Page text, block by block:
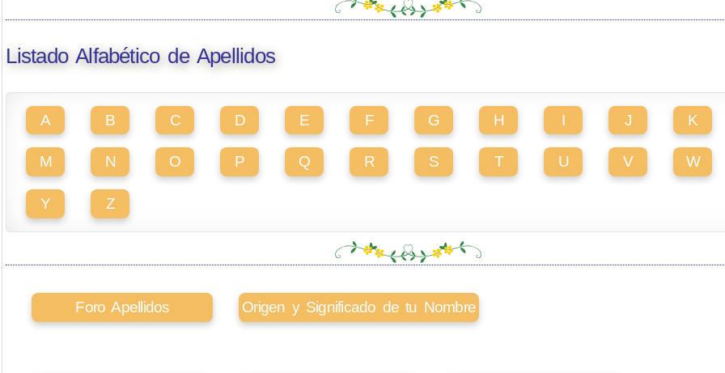
Listado Alfabético de Apellidos
A B C D E F G H I J K
M N O P Q R S T U V W
Y Z
Foro Apellidos Origen y Significado de tu Nombre